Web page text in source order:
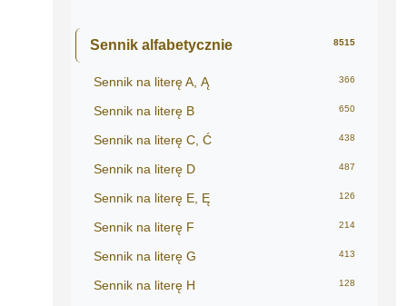
Sennik alfabetycznie 8515
Sennik na literę A, Ą 366
Sennik na literę B 650
Sennik na literę C, Ć 438
Sennik na literę D 487
Sennik na literę E, Ę 126
Sennik na literę F 214
Sennik na literę G 413
Sennik na literę H 128